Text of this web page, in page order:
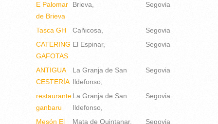
E Palomar
de Brieva
Brieva Segovia
Tasca GH Cañicosa
Segovia
CATERING
GAFOTAS
El Espinar Segovia
ANTIGUA
CESTERÍA
La Granja de San
Ildefonso
Segovia
restaurante
ganbaru
La Granja de San
Ildefonso
Segovia
Mesón El
Mata de Quintanar Segovia